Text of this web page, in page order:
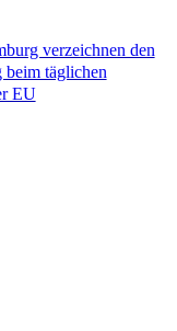
verzeichnen den
beim täglichen
EU